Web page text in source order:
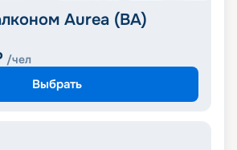
Aurea (BA)
/чел
Выбрать